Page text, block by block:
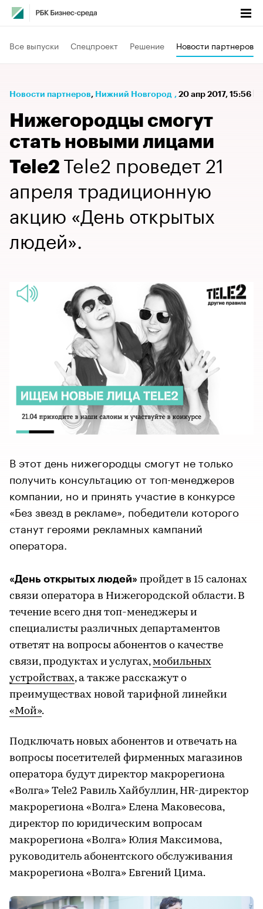
Все выпуски Спецпроект Решение Новости партнеров
Новости партнеров⁠, Нижний Новгород , 20 апр 2017, 15:56
Нижегородцы смогут
стать новыми лицами
Tele2 Tele2 проведет 21
апреля традиционную
акцию «День открытых
людей».
В этот день нижегородцы смогут не только
получить консультацию от топ-менеджеров
компании, но и принять участие в конкурсе
«Без звезд в рекламе», победители которого
станут героями рекламных кампаний
оператора.
«День открытых людей» пройдет в 15 салонах
связи оператора в Нижегородской области. В
течение всего дня топ-менеджеры и
специалисты различных департаментов
ответят на вопросы абонентов о качестве
связи, продуктах и услугах,мобильных
устройствах, а также расскажут о
преимуществах новой тарифной линейки
«Мой».
Подключать новых абонентов и отвечать на
вопросы посетителей фирменных магазинов
оператора будут директор макрорегиона
«Волга» Tele2 Равиль Хайбуллин, HR-директор
макрорегиона «Волга» Елена Маковесова,
директор по юридическим вопросам
макрорегиона «Волга» Юлия Максимова,
руководитель абонентского обслуживания
макрорегиона «Волга» Евгений Цима.